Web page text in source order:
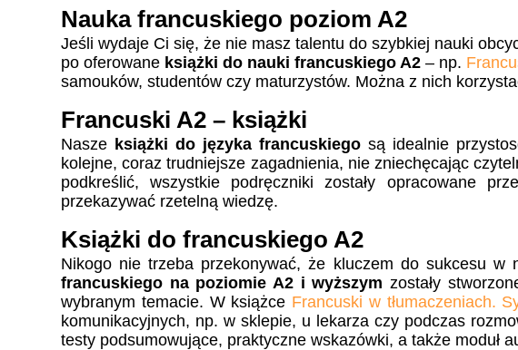
Nauka francuskiego poziom A2
Jeśli wydaje Ci się, że nie masz talentu do szybkiej nauki
po oferowane książki do nauki francuskiego A2 – np.
samouków, studentów czy maturzystów. Można z nich
Francuski A2 – książki
Nasze książki do języka francuskiego są idealnie
kolejne, coraz trudniejsze zagadnienia, nie zniechęcając
podkreślić, wszystkie podręczniki zostały opracowane
przekazywać rzetelną wiedzę.
Książki do francuskiego A2
Nikogo nie trzeba przekonywać, że kluczem do sukcesu w
francuskiego na poziomie A2 i wyższymzostały
wybranym temacie. W książce Francuski w tłumaczeniach.
komunikacyjnych, np. w sklepie, u lekarza czy podczas
testy podsumowujące, praktyczne wskazówki, a także moduł